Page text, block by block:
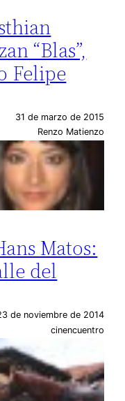
“Blas”,
Felipe
31 de marzo de 2015
Renzo Matienzo
Matos:
del
de noviembre de 2014
cinencuentro